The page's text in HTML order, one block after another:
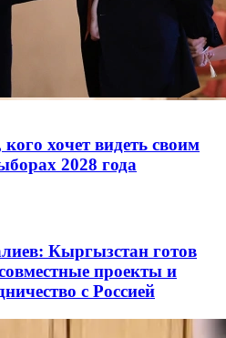
хочет видеть своим
2028 года
Кыргызстан готов
проекты и
с Россией